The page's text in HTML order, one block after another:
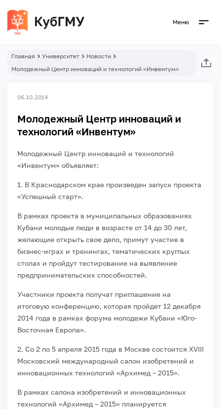
Меню
Главная Университет
Новости
Молодежный Центр инноваций и технологий «Инвентум»
06.10.2014
Молодежный Центр инноваций и
технологий «Инвентум»
Молодежный Центр инноваций и технологий
«Инвентум» объявляет:
1. В Краснодарском крае произведен запуск проекта
«Успешный старт».
В рамках проекта в муниципальных образованиях
Кубани молодые люди в возрасте от 14 до 30 лет,
желающие открыть свое дело, примут участие в
бизнес-играх и тренингах, тематических круглых
столах и пройдут тестирование на выявление
предпринимательских способностей.
Участники проекта получат приглашение на
итоговую конференцию, которая пройдет 12 декабря
2014 года в рамках форума молодежи Кубани «Юго-
Восточная Европа».
2. Со 2 по 5 апреля 2015 года в Москве состоится XVIII
Московский международный салон изобретений и
инновационных технологий «Архимед – 2015».
В рамках салона изобретений и инновационных
технологий «Архимед – 2015» планируется